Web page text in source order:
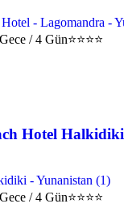
/ 4 Gün⭐⭐⭐⭐
Hotel Halkidiki
/ 4 Gün⭐⭐⭐⭐